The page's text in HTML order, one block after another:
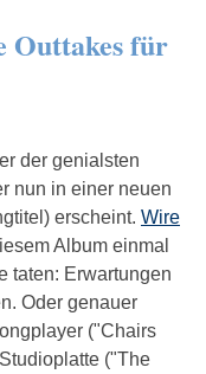
Outtakes für
der genialsten
nun in einer neuen
erscheint. Wire
Album einmal
taten: Erwartungen
Oder genauer
("Chairs
("The